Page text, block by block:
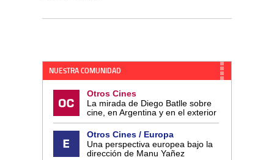
NUESTRA COMUNIDAD
Otros Cines
La mirada de Diego Batlle sobre
cine, en Argentina y en el exterior
Otros Cines / Europa
Una perspectiva europea bajo la
dirección de Manu Yañez